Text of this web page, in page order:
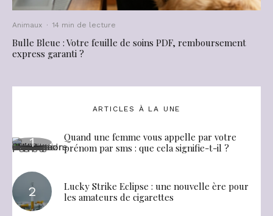
Animaux · 14 min de lecture
Bulle Bleue : Votre feuille de soins PDF, remboursement
express garanti ?
ARTICLES À LA UNE
Quand une femme vous appelle par votre
prénom par sms : que cela signifie-t-il ?
Lucky Strike Eclipse : une nouvelle ère pour
les amateurs de cigarettes